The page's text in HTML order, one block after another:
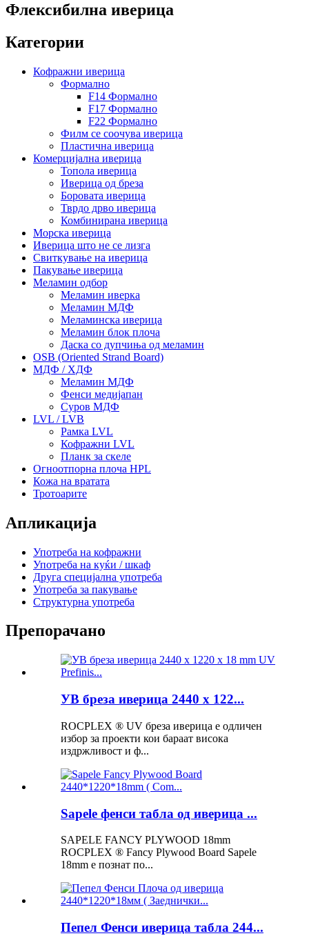
Флексибилна иверица
Категории
Кофражни иверица
Формално
F14 Формално
F17 Формално
F22 Формално
Филм се соочува иверица
Пластична иверица
Комерцијална иверица
Топола иверица
Иверица од бреза
Боровата иверица
Тврдо дрво иверица
Комбинирана иверица
Морска иверица
Иверица што не се лизга
Свиткување на иверица
Пакување иверица
Меламин одбор
Меламин иверка
Меламин МДФ
Меламинска иверица
Меламин блок плоча
Даска со дупчиња од меламин
OSB (Oriented Strand Board)
МДФ / ХДФ
Меламин МДФ
Фенси медијапан
Суров МДФ
LVL / LVB
Рамка LVL
Кофражни LVL
Планк за скеле
Огноотпорна плоча HPL
Кожа на вратата
Тротоарите
Апликација
Употреба на кофражни
Употреба на куќи / шкаф
Друга специјална употреба
Употреба за пакување
Структурна употреба
Препорачано
УВ бреза иверица 2440 x 122...
ROCPLEX ® UV бреза иверица е одличен
избор за проекти кои бараат висока
издржливост и ф...
Sapele фенси табла од иверица ...
SAPELE FANCY PLYWOOD 18mm
ROCPLEX ® Fancy Plywood Board Sapele
18mm е познат по...
Пепел Фенси иверица табла 244...